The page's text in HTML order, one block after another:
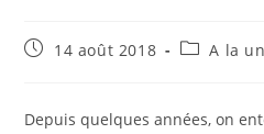
Publication
14 août 2018
PostA la
Depuis quelques années, on